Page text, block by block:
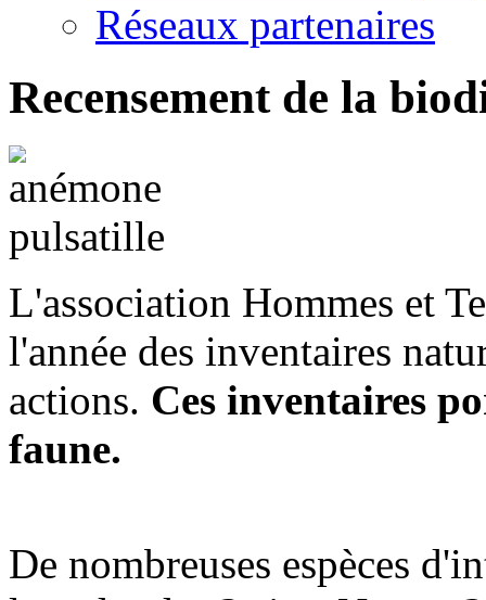
Réseaux partenaires
Recensement de la
L'association Hommes et
l'année des inventaires
actions. Ces inventaires
faune.
De nombreuses espèces